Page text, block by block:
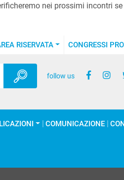
nei prossimi incontri
RISERVATA CONGRESSI
follow us
COMUNICAZIONE